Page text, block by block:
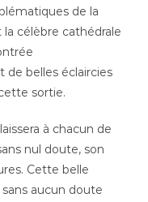
de la
célèbre cathédrale
belles éclaircies
sortie.
à chacun de
nul doute, son
Cette belle
aucun doute